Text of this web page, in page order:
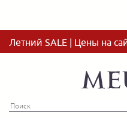
Летний SALE | Цены на